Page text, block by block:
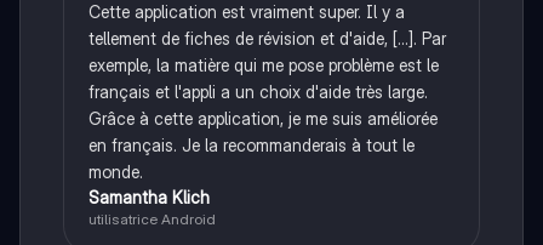
Cette application est vraiment super. Il y a
tellement de fiches de révision et d'aide, [...]. Par
exemple, la matière qui me pose problème est le
français et l'appli a un choix d'aide très large.
Grâce à cette application, je me suis améliorée
en français. Je la recommanderais à tout le
monde.
Samantha Klich
utilisatrice Android